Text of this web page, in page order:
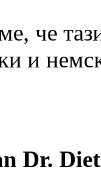
че
и
Dr.